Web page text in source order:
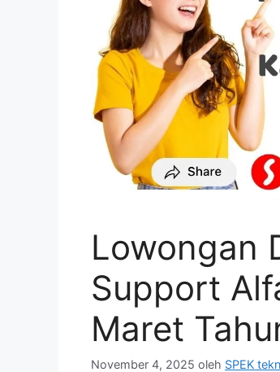
Lowongan
Support
Maret
November 4, 2025 oleh SPEK